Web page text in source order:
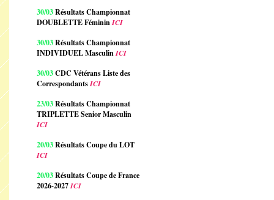
30/03Résultats Championnat
DOUBLETTE FémininICI
30/03Résultats Championnat
INDIVIDUEL MasculinICI
30/03CDC Vétérans Liste des
CorrespondantsICI
23/03Résultats Championnat
TRIPLETTE Senior Masculin
ICI
20/03Résultats Coupe du LOT
ICI
20/03Résultats Coupe de France
2026-2027ICI